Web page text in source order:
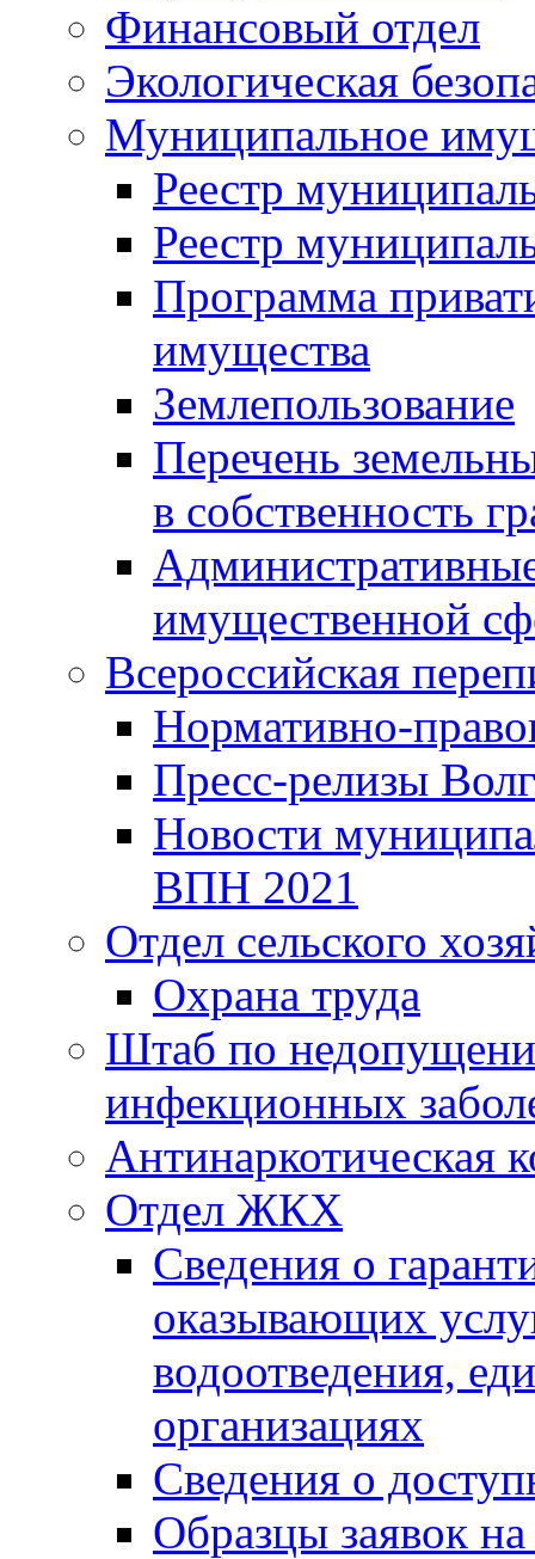
Финансовый отдел
Экологическая
Муниципальное
Реестр
Реестр
Программа
имущества
Землепользование
Перечень
в собственность
имущественной
Всероссийская
Нормативно-
Пресс-релизы
Новости
ВПН 2021
Отдел сельского
Охрана труда
Штаб по
инфекционных
Антинаркотическая
Отдел ЖКХ
Сведения о
оказывающих
водоотведения,
организациях
Сведения о
Образцы заявок